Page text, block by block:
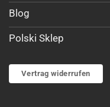
Blog
Polski Sklep
Vertrag widerrufen